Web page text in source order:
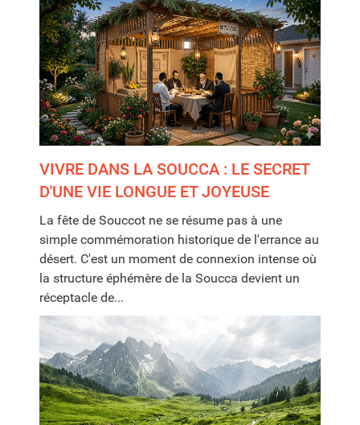
VIVRE DANS LA SOUCCA : LE SECRET
D'UNE VIE LONGUE ET JOYEUSE
La fête de Souccot ne se résume pas à une
simple commémoration historique de l'errance au
désert. C'est un moment de connexion intense où
la structure éphémère de la Soucca devient un
réceptacle de...